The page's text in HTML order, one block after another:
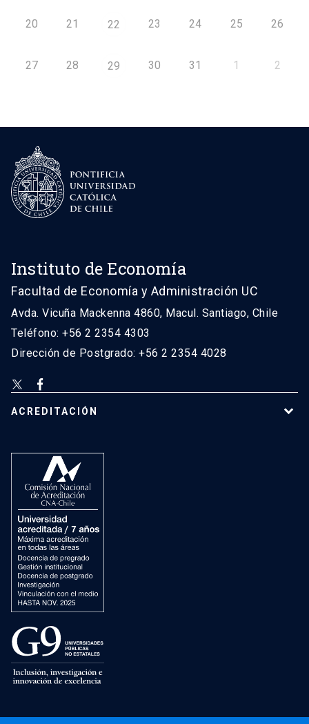
20 21 22 23 24 25 26
27 28 29 30 31 1 2
Instituto de Economía
Facultad de Economía y Administración UC
Avda. Vicuña Mackenna 4860, Macul. Santiago, Chile
Teléfono: +56 2 2354 4303
Dirección de Postgrado: +56 2 2354 4028
ACREDITACIÓN